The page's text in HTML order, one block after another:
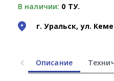
В наличии: 0 ТУ.
г. Уральск, ул.
Описание